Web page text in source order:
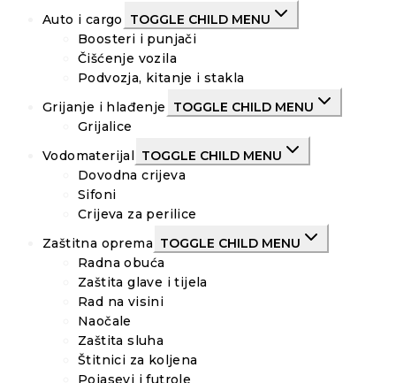
Auto i cargo
TOGGLE CHILD MENU
Boosteri i punjači
Čišćenje vozila
Podvozja, kitanje i stakla
Grijanje i hlađenje
TOGGLE CHILD MENU
Grijalice
Vodomaterijal
TOGGLE CHILD MENU
Dovodna crijeva
Sifoni
Crijeva za perilice
Zaštitna oprema TOGGLE CHILD MENU
Radna obuća
Zaštita glave i tijela
Rad na visini
Naočale
Zaštita sluha
Štitnici za koljena
Pojasevi i futrole